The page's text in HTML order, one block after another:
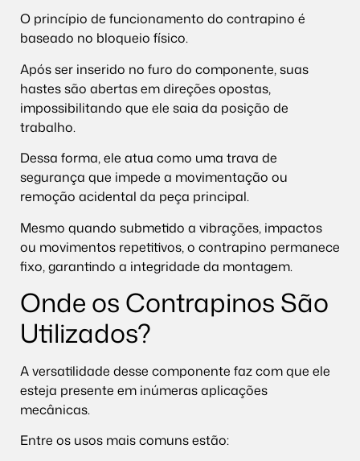
O princípio de funcionamento do contrapino é
baseado no bloqueio físico.
Após ser inserido no furo do componente, suas
hastes são abertas em direções opostas,
impossibilitando que ele saia da posição de
trabalho.
Dessa forma, ele atua como uma trava de
segurança que impede a movimentação ou
remoção acidental da peça principal.
Mesmo quando submetido a vibrações, impactos
ou movimentos repetitivos, o contrapino permanece
fixo, garantindo a integridade da montagem.
Onde os Contrapinos São
Utilizados?
A versatilidade desse componente faz com que ele
esteja presente em inúmeras aplicações
mecânicas.
Entre os usos mais comuns estão: